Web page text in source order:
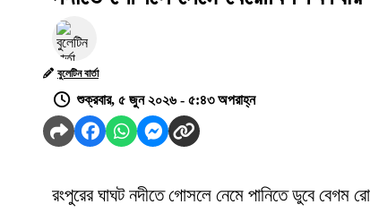
বুলেটিন বার্তা
শুক্রবার, ৫ জুন ২০২৬ - ৫:৪৩ অপরাহ্ন
রংপুরের ঘাঘট নদীতে গোসলে নেমে পানিতে ডুবে বেগম